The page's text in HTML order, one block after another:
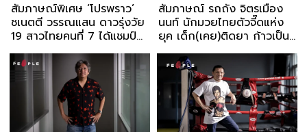
สัมภาษณ์พิเศษ ‘โปรพราว’
ชเนตตี วรรณแสน ดาวรุ่งวัย
19 สาวไทยคนที่ 7 ได้แชมป์
กอล์ฟศึก LPGA
สัมภาษณ์ รถถัง จิตรเมือง
นนท์ นักมวยไทยตัวจี๊ดแห่ง
ยุค เด็ก(เคย)ติดยา ก้าวเป็น
แชมป์ศึก ONE